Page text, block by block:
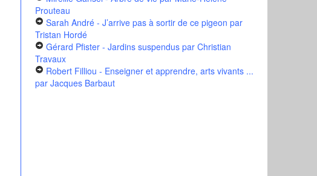
Prouteau
Sarah André - J’arrive pas à sortir de ce pigeon par
Tristan Hordé
Gérard Pfister - Jardins suspenduspar Christian
Travaux
Robert Filliou - Enseigner et apprendre, arts vivants ...
par Jacques Barbaut